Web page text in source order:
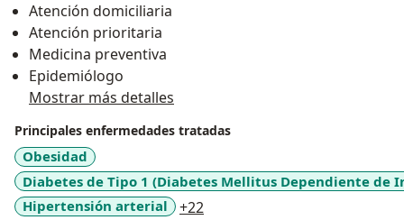
Atención domiciliaria
Atención prioritaria
Medicina preventiva
Epidemiólogo
Mostrar más detalles
Principales enfermedades tratadas
Obesidad
Diabetes de Tipo 1 (Diabetes Mellitus Dependiente de
Hipertensión arterial
+22